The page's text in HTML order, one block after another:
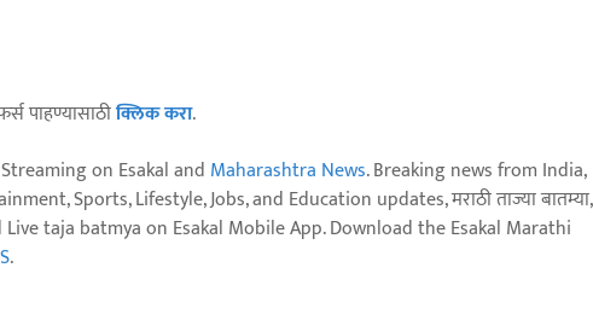
पाहण्यासाठीक्लिक करा.
on Esakal and Maharashtra News. Breaking news from India,
Sports, Lifestyle, Jobs, and Education updates, मराठी ताज्या बातम्या,
Live taja batmya on Esakal Mobile App. Download the Esakal Marathi
.